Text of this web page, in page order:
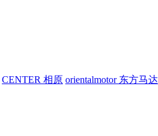
CENTER 相原 orientalmotor 东方马达